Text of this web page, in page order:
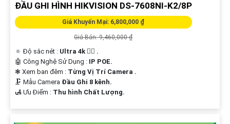
ĐẦU GHI HÌNH HIKVISION DS-7608NI-K2/8P
Giá Khuyến Mại: 6,800,000 ₫
Giá Bán: 9,460,000 ₫
🔅 Độ sắc nét : Ultra 4k 👍🏾 .
🤖️ Công Nghệ Sử Dụng : IP POE.
❃ Xem ban đêm : Từng Vị Trí Camera .
🗜️ Mẫu Camera Đầu Ghi 8 kênh.
️🛃 Ưu Điểm : Thu hình Chất Lượng.